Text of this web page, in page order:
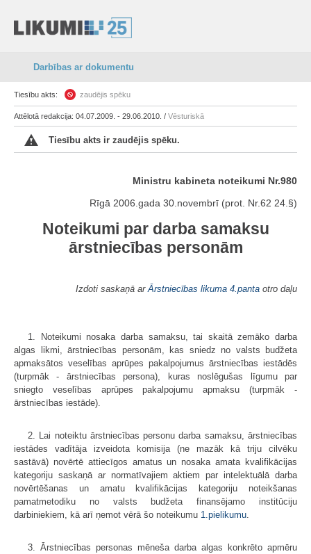
Darbības ar dokumentu
Tiesību akts: zaudējis spēku
Attēlotā redakcija: 04.07.2009. - 29.06.2010. / Vēsturiskā
Tiesību akts ir zaudējis spēku.
Ministru kabineta noteikumi Nr.980
Rīgā 2006.gada 30.novembrī (prot. Nr.62 24.§)
Noteikumi par darba samaksu
ārstniecības personām
Izdoti saskaņā ar Ārstniecības likuma 4.panta otro daļu
1. Noteikumi nosaka darba samaksu, tai skaitā zemāko darba
algas likmi, ārstniecības personām, kas sniedz no valsts budžeta
apmaksātos veselības aprūpes pakalpojumus ārstniecības iestādēs
(turpmāk - ārstniecības persona), kuras noslēgušas līgumu par
sniegto veselības aprūpes pakalpojumu apmaksu (turpmāk -
ārstniecības iestāde).
2. Lai noteiktu ārstniecības personu darba samaksu, ārstniecības
iestādes vadītāja izveidota komisija (ne mazāk kā triju cilvēku
sastāvā) novērtē attiecīgos amatus un nosaka amata kvalifikācijas
kategoriju saskaņā ar normatīvajiem aktiem par intelektuālā darba
novērtēšanas un amatu kvalifikācijas kategoriju noteikšanas
pamatmetodiku no valsts budžeta finansējamo institūciju
darbiniekiem, kā arī ņemot vērā šo noteikumu 1.pielikumu
3. Ārstniecības personas mēneša darba algas konkrēto apmēru